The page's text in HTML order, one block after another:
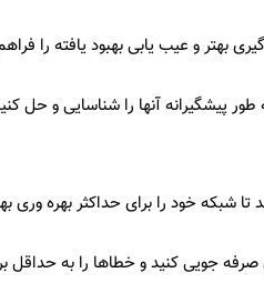
و عیب یابی بهبود یافته را
پیشگیرانه آنها را شناسایی و
شبکه خود را برای حداکثر بهره وری
جویی کنید و خطاها را به حداقل